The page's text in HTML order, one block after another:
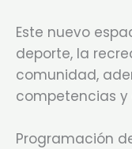
Este nuevo
deporte, la
comunidad,
competencias y
Programación